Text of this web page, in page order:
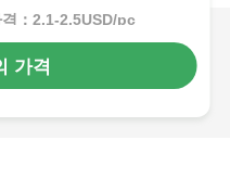
격：2.1-2.5USD/pc
가격